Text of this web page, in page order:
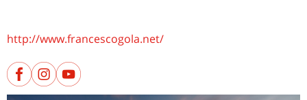
http://www.francescogola.net/